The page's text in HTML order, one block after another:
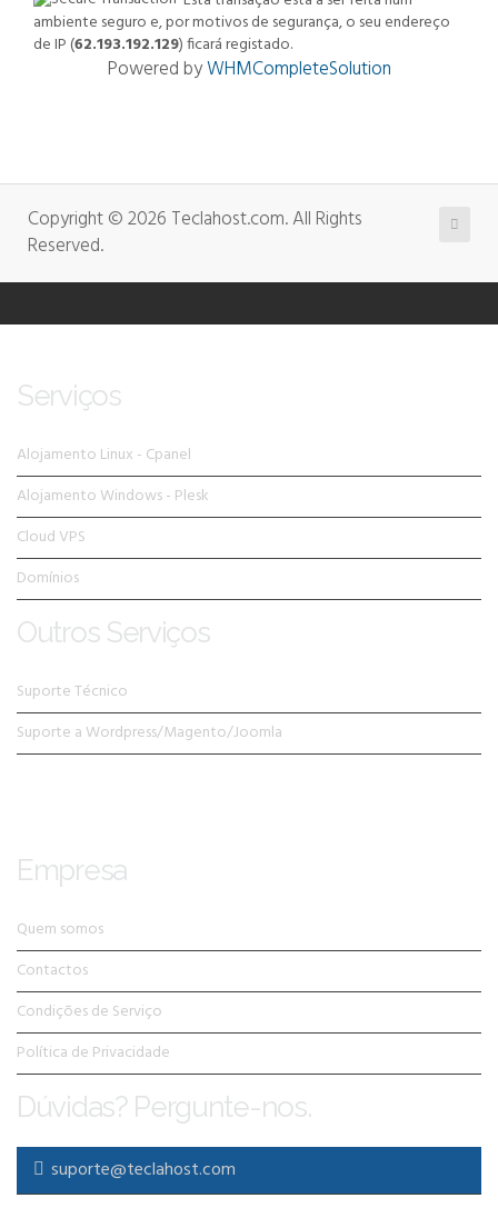
ambiente seguro e, por motivos de segurança, o seu endereço
de IP (62.193.192.129) ficará registado.
Powered byWHMCompleteSolution
Copyright © 2026 Teclahost.com. All Rights
Reserved.
Serviços
Alojamento Linux - Cpanel
Alojamento Windows - Plesk
Cloud VPS
Domínios
Outros Serviços
Suporte Técnico
Suporte a Wordpress/Magento/Joomla
Empresa
Quem somos
Contactos
Condições de Serviço
Política de Privacidade
Dúvidas? Pergunte-nos.
suporte@teclahost.com